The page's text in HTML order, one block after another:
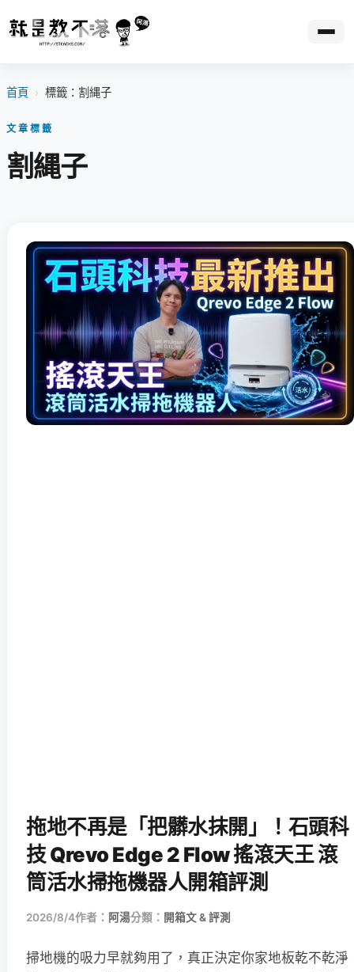
首頁 › 標籤：割縄子
文章標籤
割縄子
拖地不再是「把髒水抹開」！石頭科
技 Qrevo Edge 2 Flow 搖滾天王 滾
筒活水掃拖機器人開箱評測
2026/8/4作者： 阿湯分類： 開箱文 & 評測
掃地機的吸力早就夠用了，真正決定你家地板乾不乾淨